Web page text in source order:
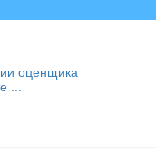
оценщика
...